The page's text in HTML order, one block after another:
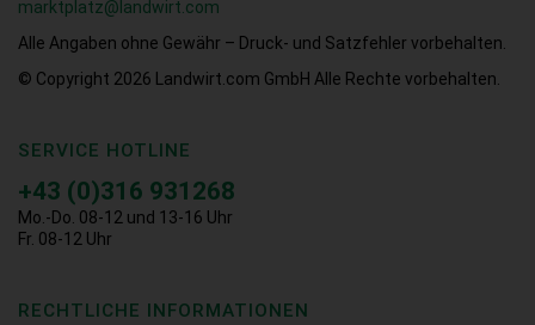
marktplatz@landwirt.com
Alle Angaben ohne Gewähr – Druck- und Satzfehler vorbehalten.
© Copyright 2026
Landwirt.com GmbH Alle Rechte vorbehalten.
SERVICE HOTLINE
+43 (0)316 931268
Mo.-Do. 08-12 und 13-16 Uhr
Fr. 08-12 Uhr
RECHTLICHE INFORMATIONEN